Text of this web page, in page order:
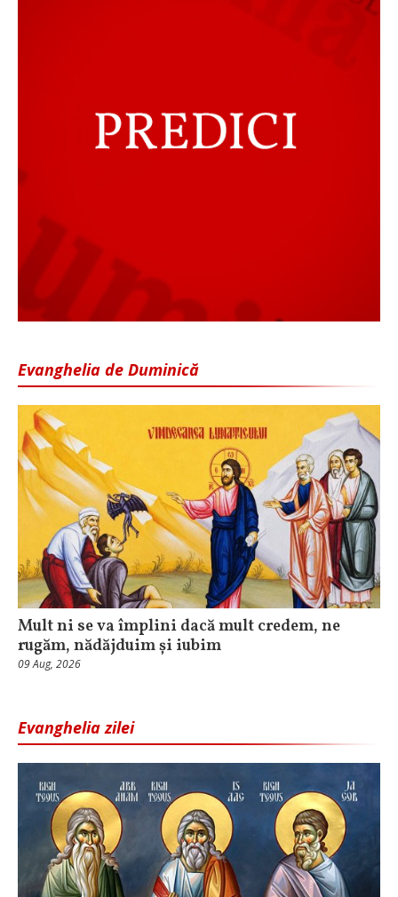
Evanghelia de Duminică
Mult ni se va împlini dacă mult credem, ne
rugăm, nădăjduim și iubim
09 Aug, 2026
Evanghelia zilei